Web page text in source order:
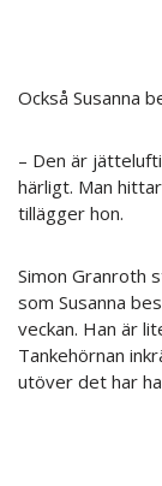
Också Susanna
– Den är
härligt. Man
tillägger hon.
Simon Granroth
som Susanna
veckan. Han är
Tankehörnan
utöver det har